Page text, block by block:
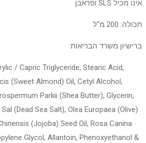
אינו מכיל SLS ופראבן
תכולה: 200 מ"ל
ברישיון משרד הבריאות
/ Capric Triglyceride, Stearic Acid,
(Sweet Almond) Oil, Cetyl Alcohol,
Parkii (Shea Butter), Glycerin,
(Dead Sea Salt), Olea Europaea (Olive)
(Jojoba) Seed Oil, Rosa Canina
Glycol, Allantoin, Phenoxyethanol &